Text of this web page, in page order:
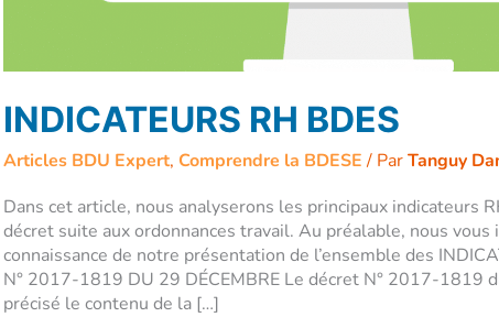
INDICATEURS RH BDES
Articles BDU Expert, Comprendre la BDESE/ ParTanguy
Dans cet article, nous analyserons les principaux indicateurs
décret suite aux ordonnances travail. Au préalable, nous vous
connaissance de notre présentation de l’ensemble des
N° 2017-1819 DU 29 DÉCEMBRE Le décret N° 2017-1819
précisé le contenu de la […]